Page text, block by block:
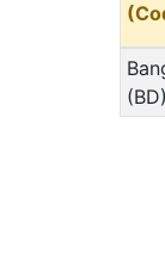
(BD)